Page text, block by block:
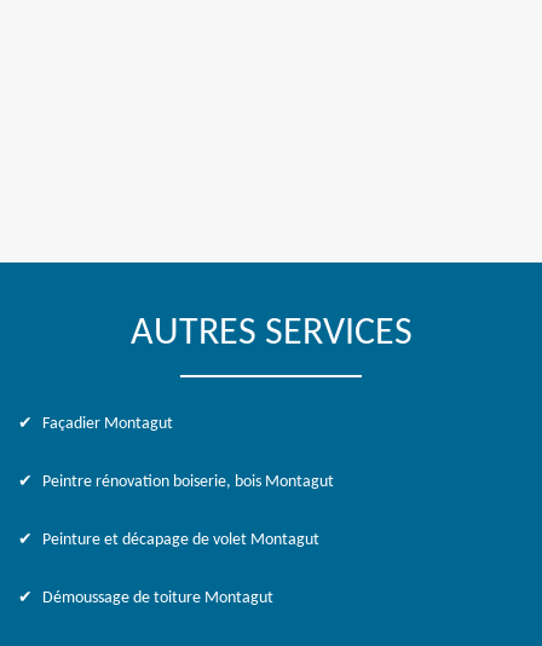
AUTRES SERVICES
Façadier Montagut
Peintre rénovation boiserie, bois Montagut
Peinture et décapage de volet Montagut
Démoussage de toiture Montagut